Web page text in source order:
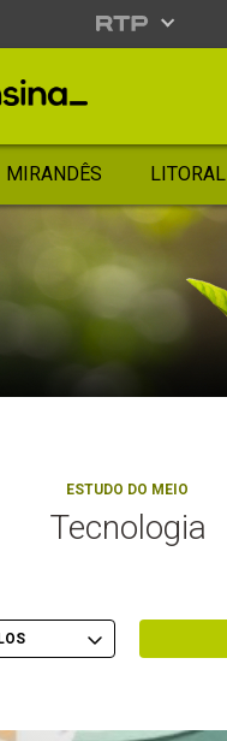
MIRANDÊS LITORAL
ESTUDO DO MEIO
Tecnologia